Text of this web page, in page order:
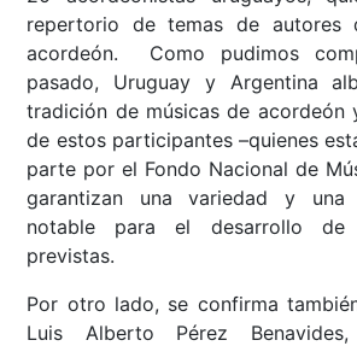
repertorio de temas de autores
acordeón. Como pudimos
pasado, Uruguay y Argentina
tradición de músicas de acordeón
de estos participantes –quienes
parte por el Fondo Nacional de
garantizan una variedad y una
notable para el desarrollo de
previstas.
Por otro lado, se confirma
Luis Alberto Pérez